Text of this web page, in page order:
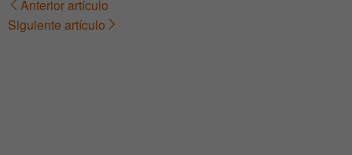
Navegación
Anterior artículo
Siguiente artículo